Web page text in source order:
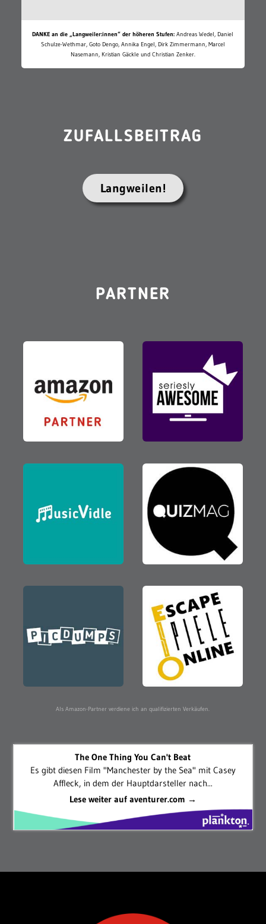
DANKE an die „Langweiler:innen“ der höheren Stufen: Andreas Wedel, Daniel
Schulze-Wethmar, Goto Dengo, Annika Engel, Dirk Zimmermann, Marcel
Nasemann, Kristian Gäckle und Christian Zenker.
ZUFALLSBEITRAG
Langweilen!
PARTNER
Als Amazon-Partner verdiene ich an qualifizierten Verkäufen.
The One Thing You Can't Beat
Es gibt diesen Film "Manchester by the Sea" mit Casey
Affleck, in dem der Hauptdarsteller nach...
Lese weiter auf aventurer.com →